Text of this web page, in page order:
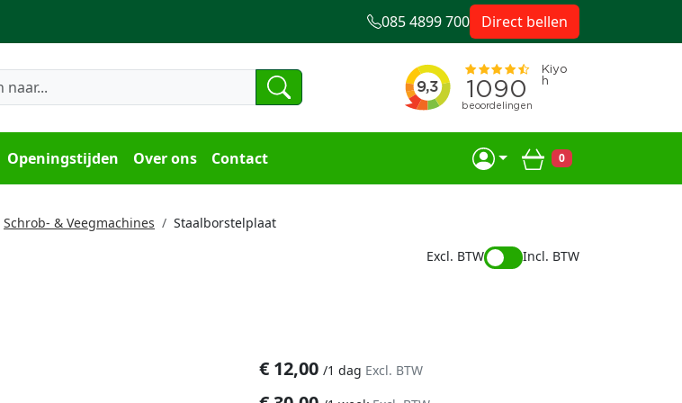
Openingstijden Over ons Contact Winkelwagen
0
085 4899 700 Direct bellen
Schrob- & Veegmachines
Staalborstelplaat
Excl. BTW
Incl. BTW
€ 12,00 /1 dag Excl. BTW